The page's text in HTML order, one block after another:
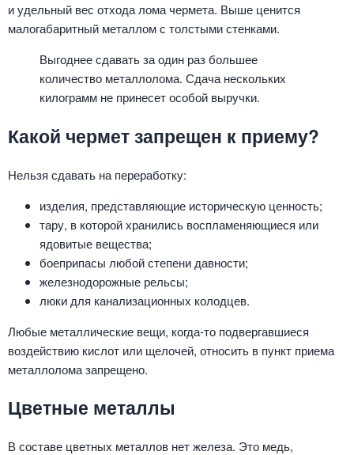
и удельный вес отхода лома чермета. Выше ценится
малогабаритный металлом с толстыми стенками.
Выгоднее сдавать за один раз большее
количество металлолома. Сдача нескольких
килограмм не принесет особой выручки.
Какой чермет запрещен к приему?
Нельзя сдавать на переработку:
изделия, представляющие историческую ценность;
тару, в которой хранились воспламеняющиеся или
ядовитые вещества;
боеприпасы любой степени давности;
железнодорожные рельсы;
люки для канализационных колодцев.
Любые металлические вещи, когда-то подвергавшиеся
воздействию кислот или щелочей, относить в пункт приема
металлолома запрещено.
Цветные металлы
В составе цветных металлов нет железа. Это медь,